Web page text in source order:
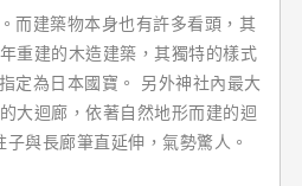
而建築物本身也有許多看頭，其
重建的木造建築，其獨特的樣式
國寶。 另外神社內最大
大迴廊，依著自然地形而建的迴
與長廊筆直延伸，氣勢驚人。